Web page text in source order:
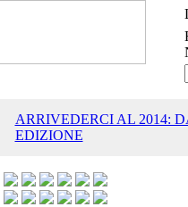
ARRIVEDERCI AL 2014:
EDIZIONE